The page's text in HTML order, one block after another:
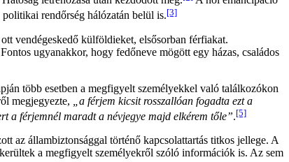
rendőrség hálózatán belül is.[3]
vendégeskedő külföldieket, elsősorban férfiakat.
ugyanakkor, hogy fedőneve mögött egy házas, családos
több esetben a megfigyelt személyekkel való találkozókon
megjegyezte,
„a férjem kicsit rosszallóan fogadta ezt a
a férjemnél maradt a névjegye majd elkérem tőle”.[5]
az állambiztonsággal történő kapcsolattartás titkos jellege. A
a megfigyelt személyekről szóló információk is. Az sem